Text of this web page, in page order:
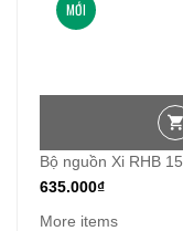
MỚI
Bộ nguồn Xi RHB
635.000₫
More items